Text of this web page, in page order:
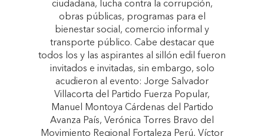
ciudadana, lucha contra la corrupción,
obras públicas, programas para el
bienestar social, comercio informal y
transporte público. Cabe destacar que
todos los y las aspirantes al sillón edil fueron
invitados e invitadas, sin embargo, solo
acudieron al evento: Jorge Salvador
Villacorta del Partido Fuerza Popular,
Manuel Montoya Cárdenas del Partido
Avanza País, Verónica Torres Bravo del
Movimiento Regional Fortaleza Perú, Víctor